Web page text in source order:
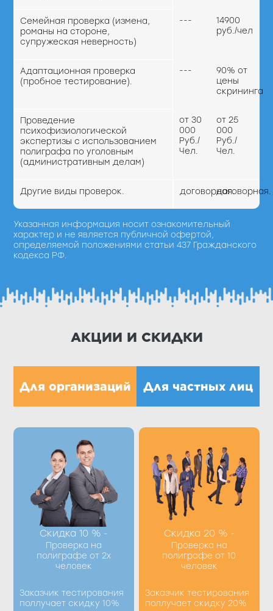
Семейная проверка (измена,
романы на стороне,
супружеская неверность)
---
14900
руб./чел
Адаптационная проверка
(пробное тестирование).
---
90% от
цены
скрининга
Проведение
психофизиологической
экспертизы с использованием
полиграфа по уголовным
(административным делам)
от 30
000
Руб./
Чел.
от 25
000
Руб./
Чел.
Другие виды проверок. договорная.договорная.
Указанная информация носит ознакомительный
характер и не является публичной офертой,
определяемой положениями статьи 437 Гражданского
кодекса РФ.
АКЦИИ И СКИДКИ
Для организаций Для частных лиц
Скидка 10 % -
Проверка на
полиграфе от 2х
человек
Заказчик тестирования
поллучает скидку 10%
Получить скидку Вы
можете при
оформлении
процедуры по
телефону +7 (8412) 39-
98-77 или заполнив
форму на сайте
Получить
Скидка 20 % -
Проверка на
полиграфе от 10
человек
Заказчик тестирования
поллучает скидку 20%
Получить скидку Вы
можете при
оформлении
процедуры по
телефону +7 (8412) 39-
98-77 или заполнив
форму на сайте
Получить